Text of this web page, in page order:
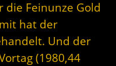
die Feinunze Gold
hat der
Und der
(1980,44